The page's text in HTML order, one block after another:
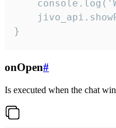
}
onOpen#
Is executed when the chat